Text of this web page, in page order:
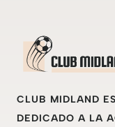
CLUB MIDLAND
DEDICADO A LA